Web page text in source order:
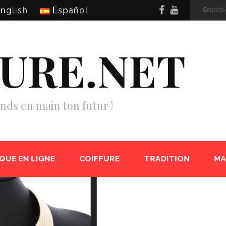
Español
en main ton futur !
EN LIGNE COIFFURE TRADITION